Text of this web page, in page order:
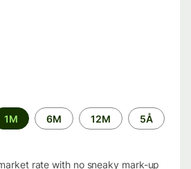
1M 6M 12M 5Å
rate with no sneaky mark-up